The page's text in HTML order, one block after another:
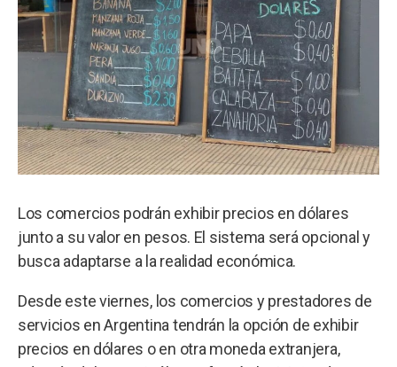
Los comercios podrán exhibir precios en dólares
junto a su valor en pesos. El sistema será opcional y
busca adaptarse a la realidad económica.
Desde este viernes, los comercios y prestadores de
servicios en Argentina tendrán la opción de exhibir
precios en dólares o en otra moneda extranjera,